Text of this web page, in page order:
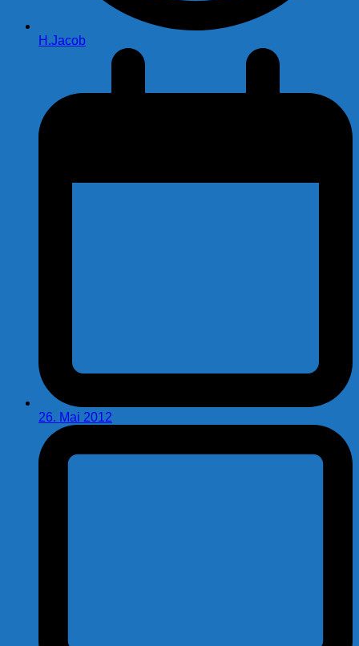
H.Jacob
26. Mai 2012